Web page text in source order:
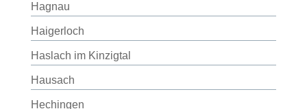
Hagnau
Haigerloch
Haslach im Kinzigtal
Hausach
Hechingen